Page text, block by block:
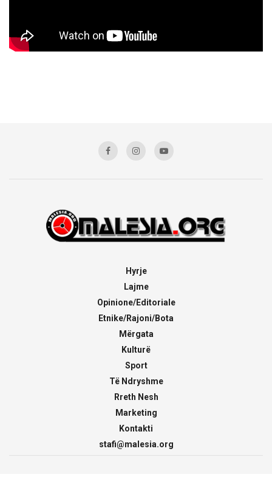
Hyrje
Lajme
Opinione/Editoriale
Etnike/Rajoni/Bota
Mërgata
Kulturë
Sport
Të Ndryshme
Rreth Nesh
Marketing
Kontakti
stafi@malesia.org